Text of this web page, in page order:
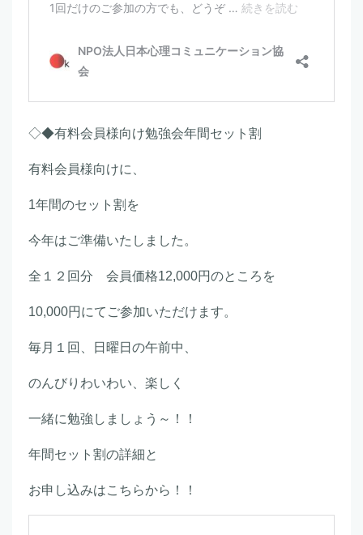
◇◆有料会員様向け勉強会年間セット割
有料会員様向けに、
1年間のセット割を
今年はご準備いたしました。
全１２回分 会員価格12,000円のところを
10,000円にてご参加いただけます。
毎月１回、日曜日の午前中、
のんびりわいわい、楽しく
一緒に勉強しましょう～！！
年間セット割の詳細と
お申し込みはこちらから！！